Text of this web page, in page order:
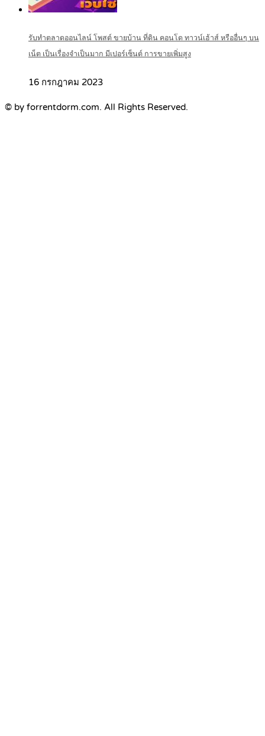
รับทำตลาดออนไลน์ โพสต์ ขายบ้าน ที่ดิน คอนโด ทาวน์เฮ้าส์ หรืออื่นๆ บน
เน็ต เป็นเรื่องจำเป็นมาก มีเปอร์เซ็นต์ การขายเพิ่มสูง
16 กรกฎาคม 2023
© by forrentdorm.com. All Rights Reserved.